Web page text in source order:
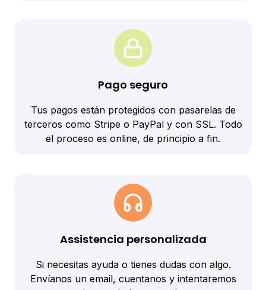
Pago seguro
Tus pagos están protegidos con pasarelas de
terceros como Stripe o PayPal y con SSL. Todo
el proceso es online, de principio a fin.
Assistencia personalizada
Si necesitas ayuda o tienes dudas con algo.
Envíanos un email, cuentanos y intentaremos